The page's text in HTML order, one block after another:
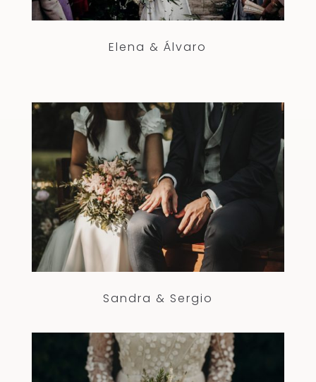
Elena & Álvaro
Sandra & Sergio